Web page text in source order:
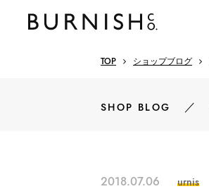
TOP ショップブログ
SHOP BLOG ／
2018.07.06 urnis